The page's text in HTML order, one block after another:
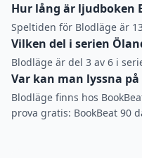
Hur lång är ljudboken
Speltiden för Blodläge är
Vilken del i serien
Blodläge är del 3 av 6 i
Var kan man lyssna på
Blodläge finns hos
prova gratis: BookBeat 90